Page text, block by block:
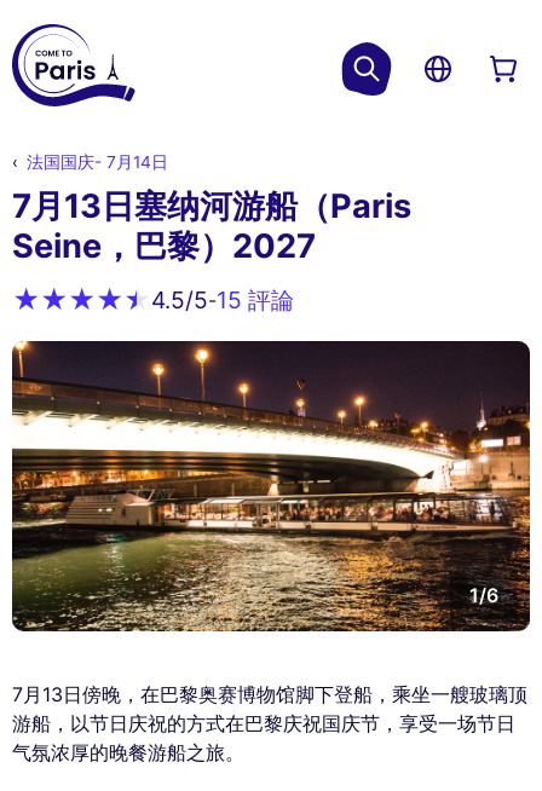
法国国庆- 7月14日
7月13日塞纳河游船（Paris
Seine，巴黎）2027
4.5/5-15 評論
1/6
7月13日傍晚，在巴黎奥赛博物馆脚下登船，乘坐一艘玻璃顶
游船，以节日庆祝的方式在巴黎庆祝国庆节，享受一场节日
气氛浓厚的晚餐游船之旅。